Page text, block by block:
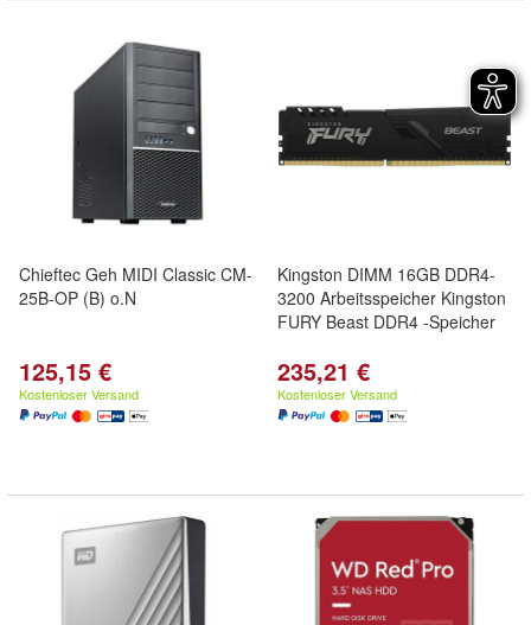
Chieftec Geh MIDI Classic CM-
25B-OP (B) o.N
125,15 €
Kostenloser Versand
Kingston DIMM 16GB DDR4-
3200 Arbeitsspeicher Kingston
FURY Beast DDR4 -Speicher
235,21 €
Kostenloser Versand